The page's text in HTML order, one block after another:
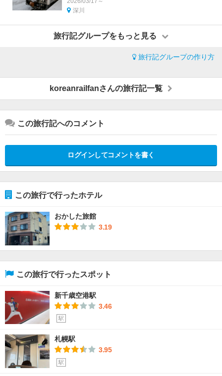
深川
旅行記グループをもっと見る
旅行記グループの作り方
koreanrailfanさんの旅行記一覧
この旅行記へのコメント
ログインしてコメントを書く
この旅行で行ったホテル
おかした旅館
3.19
この旅行で行ったスポット
新千歳空港駅
3.46
駅
札幌駅
3.95
駅